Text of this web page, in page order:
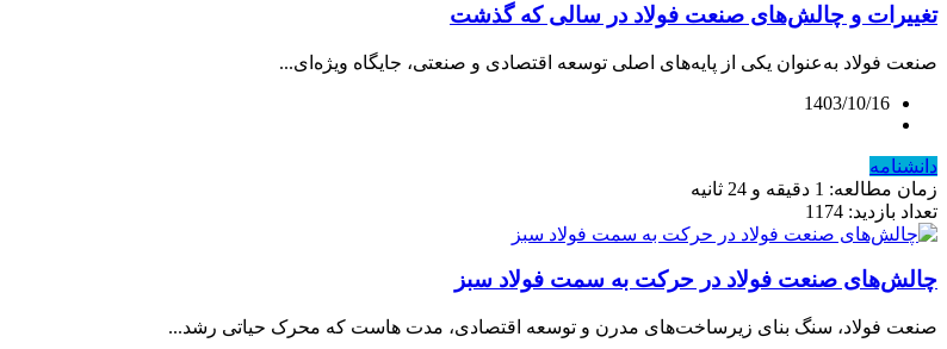
تغییرات و چالش‌های صنعت فولاد در سالی که گذشت
صنعت فولاد به‌عنوان یکی از پایه‌‌های اصلی توسعه اقتصادی و صنعتی، جایگاه ویژه‌‌ای...
1403/10/16
دانشنامه
زمان مطالعه: 1 دقیقه و 24 ثانیه
تعداد بازدید: 1174
چالش‌های صنعت فولاد در حرکت به سمت فولاد سبز
صنعت فولاد، سنگ بنای زیرساخت‌‌های مدرن و توسعه اقتصادی، مدت هاست که محرک حیاتی رشد...